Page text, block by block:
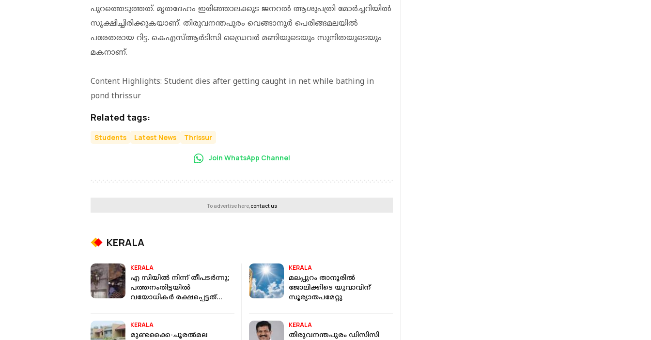
പുറത്തെടുത്തത്. മൃതദേഹം ഇരിഞ്ഞാലക്കുട ജനറല്‍ ആശുപത്രി മോര്‍ച്ചറിയില്‍
സൂക്ഷിച്ചിരിക്കുകയാണ്. തിരുവനന്തപുരം വെങ്ങാനൂര്‍ പെരിങ്ങമലയില്‍
പരേതരായ റിട്ട. കെഎസ്ആര്‍ടിസി ഡ്രൈവര്‍ മണിയുടെയും സുനിതയുടെയും
മകനാണ്.
Content Highlights: Student dies after getting caught in net while bathing in
pond thrissur
Related tags:
Students Latest News Thrissur
Join WhatsApp Channel
To advertise here,contact us
KERALA
KERALA
എ സിയില്‍ നിന്ന് തീപടര്‍ന്നു;
പത്തനംതിട്ടയില്‍
വയോധികര്‍ രക്ഷപ്പെട്ടത്
KERALA
മലപ്പുറം താനൂരില്‍
ജോലിക്കിടെ യുവാവിന്
സൂര്യാതപമേറ്റു
KERALA
മുണ്ടക്കൈ-ചൂരൽമല
KERALA
തിരുവനന്തപുരം ഡിസിസി